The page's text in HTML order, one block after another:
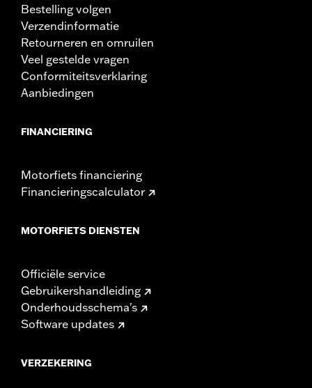
Bestelling volgen
Verzendinformatie
Retourneren en omruilen
Veel gestelde vragen
Conformiteitsverklaring
Aanbiedingen
FINANCIERING
Motorfiets financiering
Financieringscalculator
MOTORFIETS DIENSTEN
Officiële service
Gebruikershandleiding
Onderhoudsschema's
Software updates
VERZEKERING